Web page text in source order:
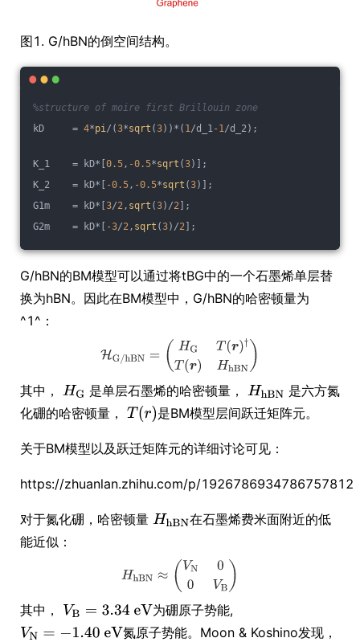
图1. G/hBN的倒空间结构。
%structure of moire first Brillouin zone
kD     = 4*pi /(3*sqrt (3))*( 1 /d_1 -1 /d_2);
K_1    = kD*[0.5 , -0.5*sqrt (3)];
K_2    = kD*[ -0.5 , -0.5*sqrt (3)];
G1m    = kD*[3/2 , sqrt (3)/2 ];
G2m    = kD*[ -3/2 , sqrt (3)/2 ];
G/hBN的BM模型可以通过将tBG中的一个石墨烯单层替
换为hBN。因此在BM模型中，G/hBN的哈密顿量为
^1^：
其中， 是单层石墨烯的哈密顿量，
是六方氮
化硼的哈密顿量，
是BM模型层间跃迁矩阵元。
关于BM模型以及跃迁矩阵元的详细讨论可见：
https://zhuanlan.zhihu.com/p/1926786934786757812
对于氮化硼，哈密顿量
在石墨烯费米面附近的低
能近似：
其中，
为硼原子势能,
氮原子势能。Moon & Koshino发现，